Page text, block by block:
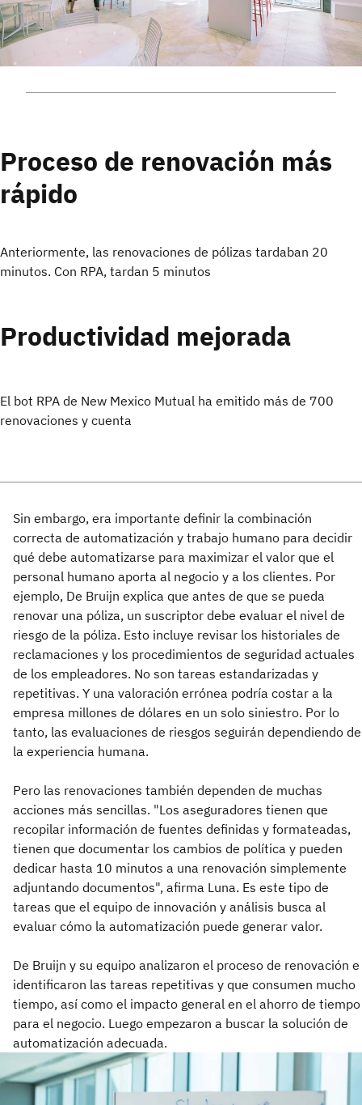
Proceso de renovación más
rápido
Anteriormente, las renovaciones de pólizas tardaban 20
minutos. Con RPA, tardan 5 minutos
Productividad mejorada
El bot RPA de New Mexico Mutual ha emitido más de 700
renovaciones y cuenta
Sin embargo, era importante definir la combinación
correcta de automatización y trabajo humano para decidir
qué debe automatizarse para maximizar el valor que el
personal humano aporta al negocio y a los clientes. Por
ejemplo, De Bruijn explica que antes de que se pueda
renovar una póliza, un suscriptor debe evaluar el nivel de
riesgo de la póliza. Esto incluye revisar los historiales de
reclamaciones y los procedimientos de seguridad actuales
de los empleadores. No son tareas estandarizadas y
repetitivas. Y una valoración errónea podría costar a la
empresa millones de dólares en un solo siniestro. Por lo
tanto, las evaluaciones de riesgos seguirán dependiendo de
la experiencia humana.
Pero las renovaciones también dependen de muchas
acciones más sencillas. "Los aseguradores tienen que
recopilar información de fuentes definidas y formateadas,
tienen que documentar los cambios de política y pueden
dedicar hasta 10 minutos a una renovación simplemente
adjuntando documentos", afirma Luna. Es este tipo de
tareas que el equipo de innovación y análisis busca al
evaluar cómo la automatización puede generar valor.
De Bruijn y su equipo analizaron el proceso de renovación e
identificaron las tareas repetitivas y que consumen mucho
tiempo, así como el impacto general en el ahorro de tiempo
para el negocio. Luego empezaron a buscar la solución de
automatización adecuada.